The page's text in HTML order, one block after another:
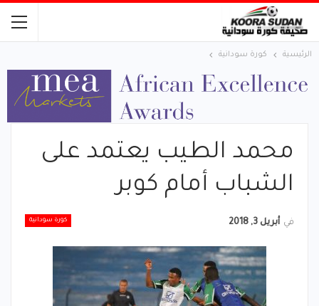
الرئيسية كورة سودانية
محمد الطيب يعتمد على
الشباب أمام كوبر
كورة سودانية في أبريل 3, 2018